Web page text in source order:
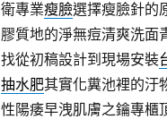
衛專業瘦臉選擇瘦臉針的
膠質地的淨無痘清爽洗面
找從初稿設計到現場安裝
抽水肥其實化糞池裡的汙
性陽痿早洩肌膚之鑰專櫃